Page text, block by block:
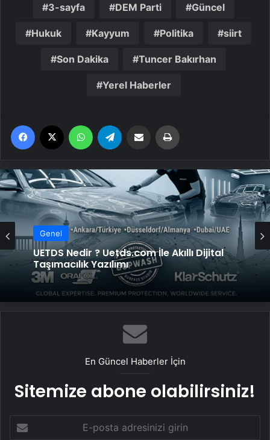
3-sayfa DEM Parti Güncel
Hukuk Kayyum Politika siirt
Son Dakika Tuncer Bakırhan
Yerel Haberler
Facebook WhatsApp Email'den paylaş
Genel
UETDS Nedir ? Uetds.com İle Akıllı Dijital
Taşımacılık Yazılımı
En Güncel Haberler İçin
Sitemize abone olabilirsiniz!
posta